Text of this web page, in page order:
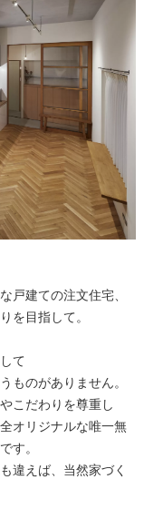
戸建ての注文住宅、
を目指して。
て
ものがありません。
こだわりを尊重し
オリジナルな唯一無
す。
違えば、当然家づく